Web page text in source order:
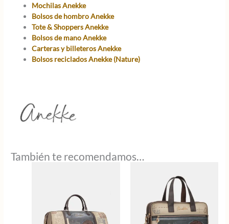
Mochilas Anekke
Bolsos de hombro Anekke
Tote & Shoppers Anekke
Bolsos de mano Anekke
Carteras y billeteros Anekke
Bolsos reciclados Anekke (Nature)
También te recomendamos…